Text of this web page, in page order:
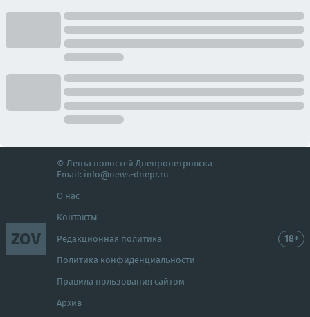
ZOV
© Лента новостей Днепропетровска
Email: info@news-dnepr.ru
О нас
Контакты
Редакционная политика
Политика конфиденциальности
Правила пользования сайтом
Архив
18+